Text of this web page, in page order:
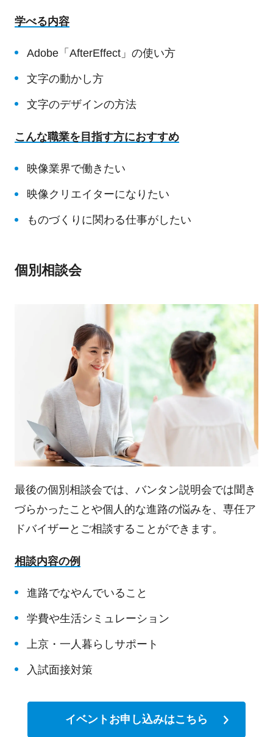
学べる内容
Adobe「AfterEffect」の使い方
文字の動かし方
文字のデザインの方法
こんな職業を目指す方におすすめ
映像業界で働きたい
映像クリエイターになりたい
ものづくりに関わる仕事がしたい
個別相談会
最後の個別相談会では、バンタン説明会では聞き
づらかったことや個人的な進路の悩みを、専任ア
ドバイザーとご相談することができます。
相談内容の例
進路でなやんでいること
学費や生活シミュレーション
上京・一人暮らしサポート
入試面接対策
イベントお申し込みはこちら